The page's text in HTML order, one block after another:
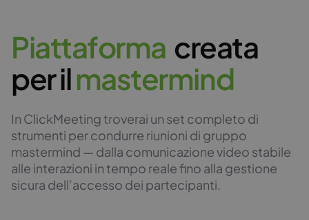
Piattaforma creata
per ilmastermind
In ClickMeeting troverai un set completo di
strumenti per condurre riunioni di gruppo
mastermind — dalla comunicazione video stabile
alle interazioni in tempo reale fino alla gestione
sicura dell’accesso dei partecipanti.